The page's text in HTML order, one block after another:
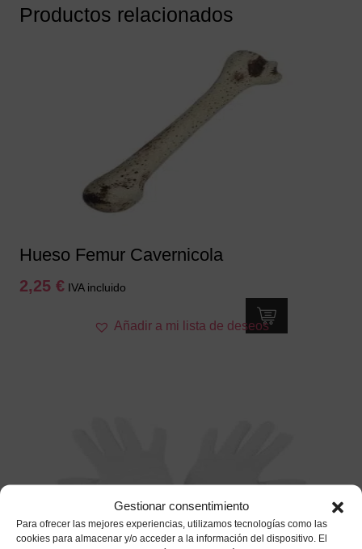
Gestionar consentimiento
Para ofrecer las mejores experiencias, utilizamos tecnologías como las
cookies para almacenar y/o acceder a la información del dispositivo. El
Productos relacionados
Hueso Femur Cavernicola
2,25 € IVA incluido
Añadir a mi lista de deseos